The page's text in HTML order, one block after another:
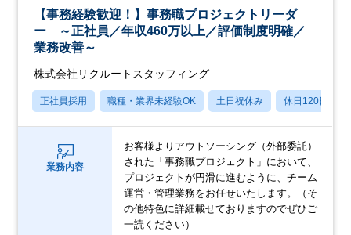
【事務経験歓迎！】事務職プロジェクトリーダ
ー ～正社員／年収460万以上／評価制度明確／
業務改善～
株式会社リクルートスタッフィング
正社員採用 職種・業界未経験OK 土日祝休み 休日120日以上
業務内容
お客様よりアウトソーシング（外部委託）
された「事務職プロジェクト」において、
プロジェクトが円滑に進むように、チーム
運営・管理業務をお任せいたします。（そ
の他特色に詳細載せておりますのでぜひご
一読ください）